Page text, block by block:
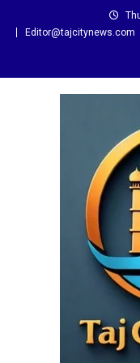
Editor@tajcitynews.com